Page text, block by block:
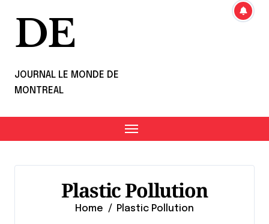
DE
JOURNAL LE MONDE DE
MONTREAL
Plastic Pollution
Home Plastic Pollution